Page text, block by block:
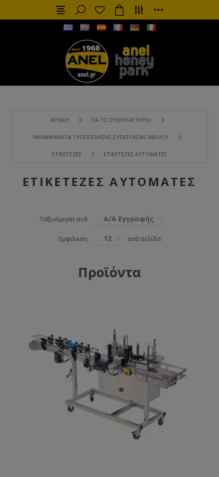
ΑΡΧΙΚΉ ΓΙΑ ΤΟ ΣΥΣΚΕΥΑΣΤΉΡΙΟ
ΜΗΧΑΝΉΜΑΤΑ ΤΥΠΟΠΟΊΗΣΗΣ-ΣΥΣΚΕΥΑΣΊΑΣ ΜΕΛΙΟΎ
ΕΤΙΚΕΤΈΖΕΣ ΕΤΙΚΕΤΈΖΕΣ ΑΥΤΌΜΑΤΕΣ
ΕΤΙΚΕΤΈΖΕΣ ΑΥΤΌΜΑΤΕΣ
Ταξινόμηση ανά Α/Α Εγγραφής
Εμφάνιση 12 ανά σελίδα
Προϊόντα